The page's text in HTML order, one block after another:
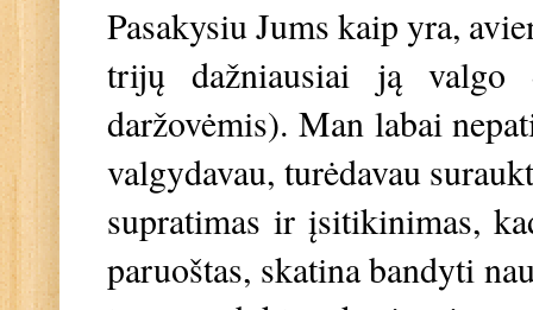
Pasakysiu Jums kaip yra,
trijų dažniausiai ją valgo
daržovėmis). Man labai
valgydavau, turėdavau
supratimas ir įsitikinimas,
paruoštas, skatina bandyti